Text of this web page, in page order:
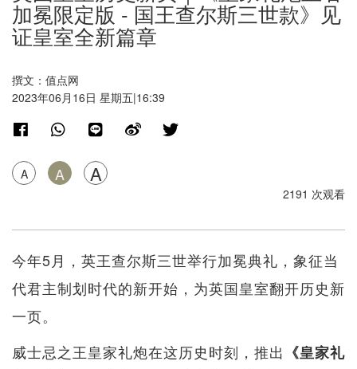
加冕限定版 - 国王查尔斯三世款》见
证皇室全新篇章
撰文：值点网
2023年06月16日 星期五|16:39
A A A
2191 次观看
今年5月，英王查尔斯三世举行加冕典礼，象征当
代君主制划时代的新开始，为英国皇室翻开历史新
一页。
威士忌之王皇家礼炮在这历史时刻，推出 《皇家礼